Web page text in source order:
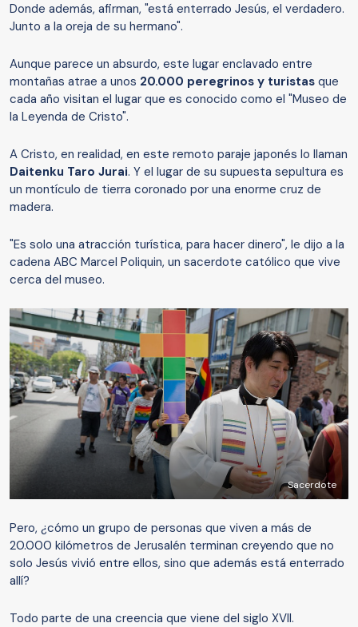
Donde además, afirman, "está enterrado Jesús, el verdadero.
Junto a la oreja de su hermano".
Aunque parece un absurdo, este lugar enclavado entre
montañas atrae a unos 20.000 peregrinos y turistas que
cada año visitan el lugar que es conocido como el "Museo de
la Leyenda de Cristo".
A Cristo, en realidad, en este remoto paraje japonés lo llaman
Daitenku Taro Jurai. Y el lugar de su supuesta sepultura es
un montículo de tierra coronado por una enorme cruz de
madera.
"Es solo una atracción turística, para hacer dinero", le dijo a la
cadena ABC Marcel Poliquin, un sacerdote católico que vive
cerca del museo.
Sacerdote
Pero, ¿cómo un grupo de personas que viven a más de
20.000 kilómetros de Jerusalén terminan creyendo que no
solo Jesús vivió entre ellos, sino que además está enterrado
allí?
Todo parte de una creencia que viene del siglo XVII.